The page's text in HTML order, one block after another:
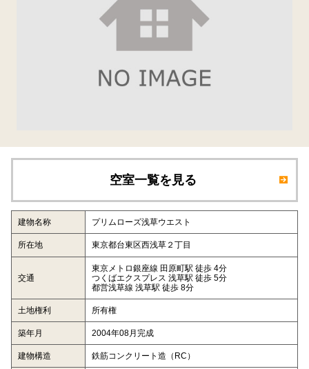
空室一覧を見る
建物名称 プリムローズ浅草ウエスト
所在地 東京都台東区西浅草２丁目
交通
東京メトロ銀座線 田原町駅 徒歩 4分
つくばエクスプレス 浅草駅 徒歩 5分
都営浅草線 浅草駅 徒歩 8分
土地権利 所有権
築年月 2004年08月完成
建物構造 鉄筋コンクリート造（RC）